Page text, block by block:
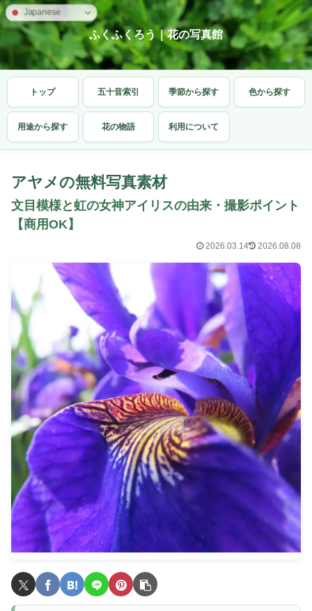
ふくふくろう｜花の写真館
トップ 五十音索引 季節から探す 色から探す
用途から探す 花の物語 利用について
アヤメの無料写真素材
文目模様と虹の女神アイリスの由来・撮影ポイント
【商用OK】
2026.03.14 2026.08.08
Japanese